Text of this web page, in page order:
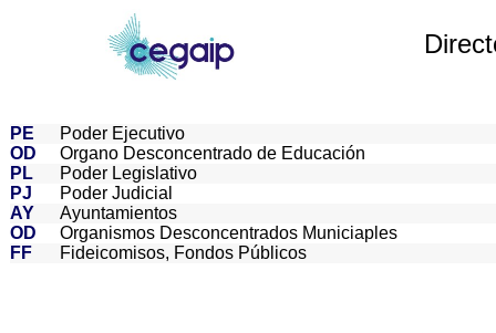
PE
Poder Ejecutivo
OD
Organo Desconcentrado de Educación
PL
Poder Legislativo
PJ
Poder Judicial
AY
Ayuntamientos
OD
Organismos Desconcentrados Municiaples
FF
Fideicomisos, Fondos Públicos